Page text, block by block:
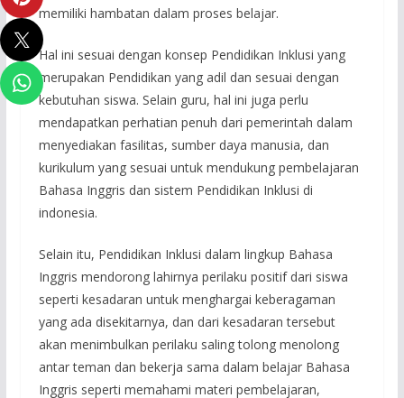
memiliki hambatan dalam proses belajar.
Hal ini sesuai dengan konsep Pendidikan Inklusi yang
merupakan Pendidikan yang adil dan sesuai dengan
kebutuhan siswa. Selain guru, hal ini juga perlu
mendapatkan perhatian penuh dari pemerintah dalam
menyediakan fasilitas, sumber daya manusia, dan
kurikulum yang sesuai untuk mendukung pembelajaran
Bahasa Inggris dan sistem Pendidikan Inklusi di
indonesia.
Selain itu, Pendidikan Inklusi dalam lingkup Bahasa
Inggris mendorong lahirnya perilaku positif dari siswa
seperti kesadaran untuk menghargai keberagaman
yang ada disekitarnya, dan dari kesadaran tersebut
akan menimbulkan perilaku saling tolong menolong
antar teman dan bekerja sama dalam belajar Bahasa
Inggris seperti memahami materi pembelajaran,